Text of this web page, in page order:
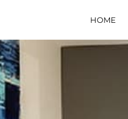
HOME